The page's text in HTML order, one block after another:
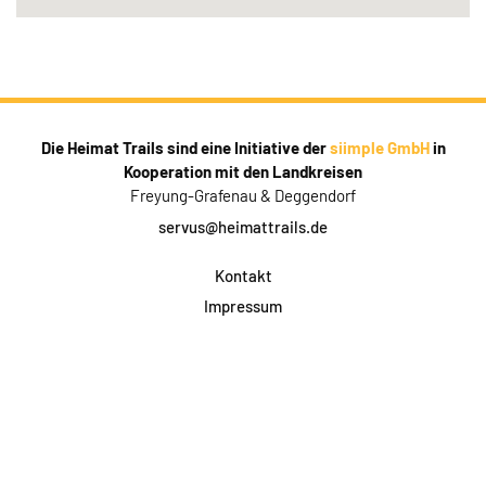
Die Heimat Trails sind eine Initiative dersiimple GmbHin
Kooperation mit den Landkreisen
Freyung-Grafenau & Deggendorf
servus@heimattrails.de
Kontakt
Impressum